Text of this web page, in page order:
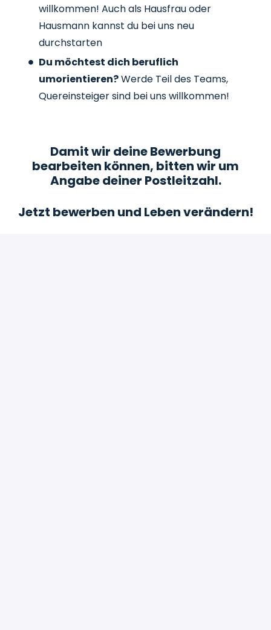
willkommen! Auch als Hausfrau oder
Hausmann kannst du bei uns neu
durchstarten
Du möchtest dich beruflich
umorientieren?Werde Teil des Teams,
Quereinsteiger sind bei uns willkommen!
Damit wir deine Bewerbung
bearbeiten können, bitten wir um
Angabe deiner Postleitzahl.
Jetzt bewerben und Leben verändern!